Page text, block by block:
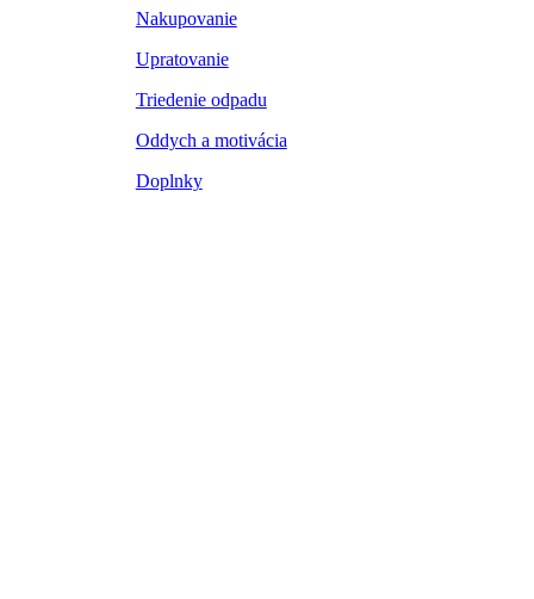
Nakupovanie
Upratovanie
Triedenie odpadu
Oddych a motivácia
Doplnky